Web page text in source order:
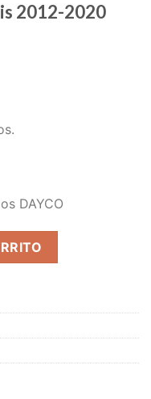
2012-2020
DAYCO
cantidad